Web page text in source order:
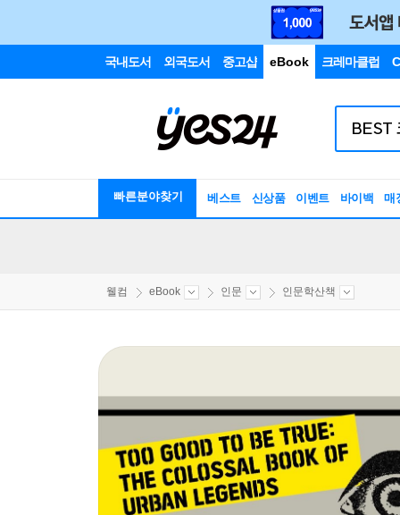
국내도서 외국도서 중고샵 eBook 크레마클럽
빠른분야찾기 베스트 신상품 이벤트 바이백 매
웰컴 eBook 인문 인문학산책